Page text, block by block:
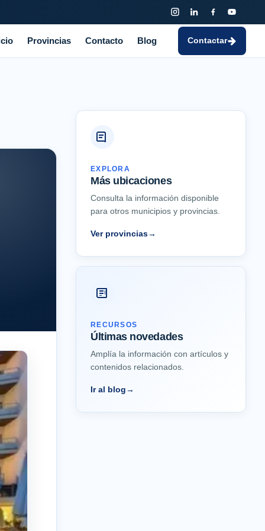
Provincias Contacto Blog Contactar
EXPLORA
Más ubicaciones
Consulta la información disponible
para otros municipios y provincias.
Ver provincias→
RECURSOS
Últimas novedades
Amplía la información con artículos y
contenidos relacionados.
Ir al blog→